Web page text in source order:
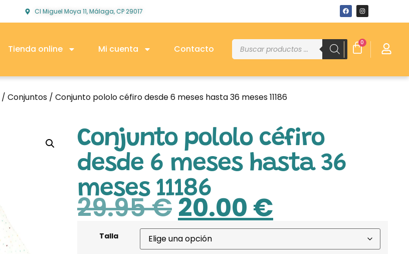
Cl Miguel Moya 11, Málaga, CP 29017
Tienda online Mi cuenta Contacto
0
/ Conjuntos / Conjunto pololo céfiro desde 6 meses hasta 36 meses 11186
Conjunto pololo céfiro
desde 6 meses hasta 36
meses 11186
29.95€ 20.00 €
Talla